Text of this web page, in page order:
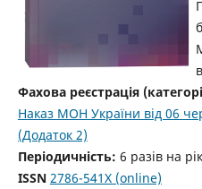
Фахова реєстрація
Наказ МОН України від 06
(Додаток 2)
Періодичність: 6 разів на рік
ISSN 2786-541X (online)